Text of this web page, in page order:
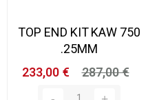
TOP END KIT KAW 750
.25MM
233,00 €
287,00 €